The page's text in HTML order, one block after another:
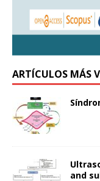
ARTÍCULOS MÁS
and